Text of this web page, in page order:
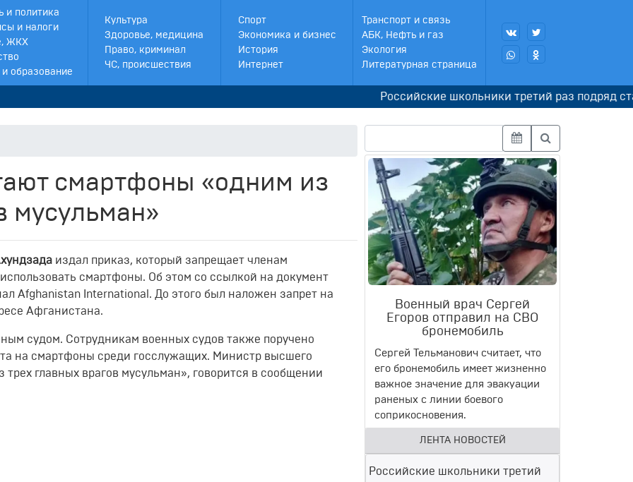
и политика
и налоги
ЖКХ
образование
Культура
Здоровье, медицина
Право, криминал
ЧС, происшествия
Спорт
Экономика и бизнес
История
Интернет
Транспорт и связь
АБК, Нефть и газ
Экология
Литературная страница
Российские школьники третий раз подряд стали
смартфоны «одним из
мусульман»
издал приказ, который запрещает членам
смартфоны. Об этом со ссылкой на документ
Afghanistan International. До этого был наложен запрет на
Афганистана.
судом. Сотрудникам военных судов также поручено
на смартфоны среди госслужащих. Министр высшего
главных врагов мусульман», говорится в сообщении
Военный врач Сергей
Егоров отправил на СВО
бронемобиль
Сергей Тельманович считает, что
его бронемобиль имеет жизненно
важное значение для эвакуации
раненых с линии боевого
соприкосновения.
ЛЕНТА НОВОСТЕЙ
Российские школьники третий